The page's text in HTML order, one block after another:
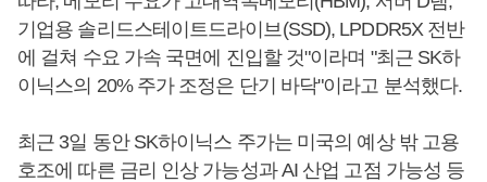
기업용 솔리드스테이트드라이브(SSD), LPDDR5X 전반
에 걸쳐 수요 가속 국면에 진입할 것"이라며 "최근 SK하
이닉스의 20% 주가 조정은 단기 바닥"이라고 분석했다.
최근 3일 동안 SK하이닉스 주가는 미국의 예상 밖 고용
호조에 따른 금리 인상 가능성과 AI 산업 고점 가능성 등